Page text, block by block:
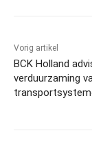
Vorig artikel
BCK Holland
verduurzaming